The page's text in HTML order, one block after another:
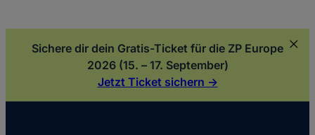
Sichere dir dein Gratis-Ticket für die ZP Europe
2026 (15. – 17. September)
Jetzt Ticket sichern ->